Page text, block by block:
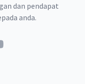
dan pendapat
anda.